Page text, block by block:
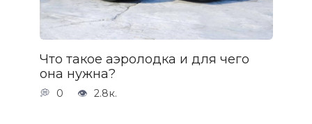
Что такое аэролодка и для чего
она нужна?
0 2.8к.